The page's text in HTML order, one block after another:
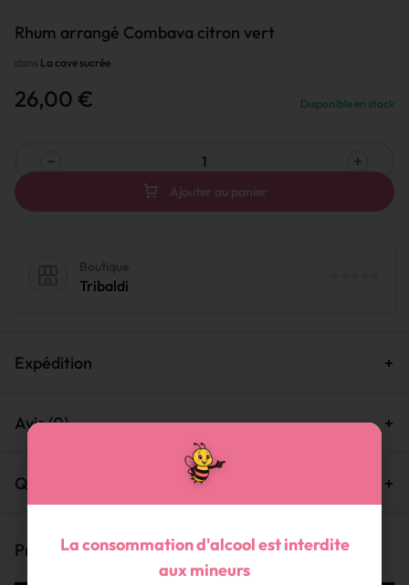
Rhum arrangé Combava citron vert
dans La cave sucrée
26,00 € Disponible en stock
Ajouter au panier
Tribaldi
Boutique
Expédition
Avis (0)
Questions et Réponses
Produits similaires
La consommation d'alcool est interdite
aux mineurs